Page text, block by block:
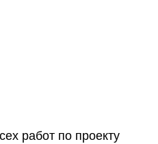
работ по проекту